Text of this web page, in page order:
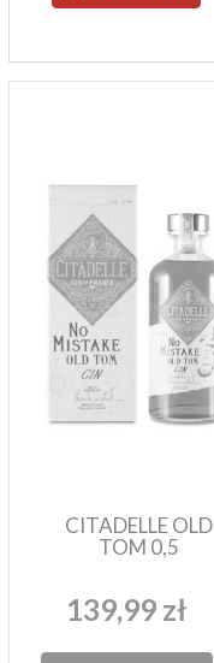
CITADELLE OLD
TOM 0,5
139,99 zł